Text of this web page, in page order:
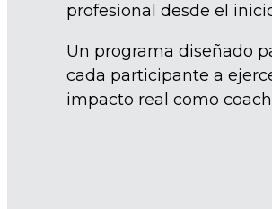
profesional desde el
Un programa diseñado
cada participante a
impacto real como